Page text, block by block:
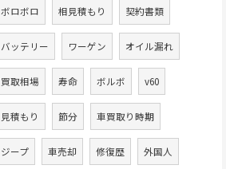
ボロボロ 相見積もり 契約書類
バッテリー ワーゲン オイル漏れ
買取相場 寿命 ボルボ v60
見積もり 節分 車買取り時期
ジープ 車売却 修復歴 外国人